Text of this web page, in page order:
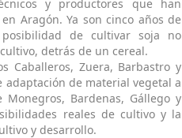
y productores que han
Aragón. Ya son cinco años de
de cultivar soja no
detrás de un cereal.
Caballeros, Zuera, Barbastro y
adaptación de material vegetal a
Bardenas, Gállego y
reales de cultivo y la
y desarrollo.